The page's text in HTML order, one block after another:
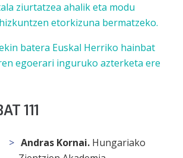
ziurtatzea ahalik eta modu
etorkizuna bermatzeko.
batera Euskal Herriko hainbat
egoerari inguruko azterketa ere
111
Andras Kornai. Hungariako